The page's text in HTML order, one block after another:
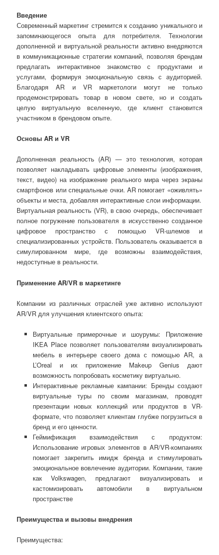
Введение
Современный маркетинг стремится к созданию уникального и
запоминающегося опыта для потребителя. Технологии
дополненной и виртуальной реальности активно внедряются
в коммуникационные стратегии компаний, позволяя брендам
предлагать интерактивное знакомство с продуктами и
услугами, формируя эмоциональную связь с аудиторией.
Благодаря AR и VR маркетологи могут не только
продемонстрировать товар в новом свете, но и создать
целую виртуальную вселенную, где клиент становится
участником в брендовом опыте.
Основы AR и VR
Дополненная реальность (AR) — это технология, которая
позволяет накладывать цифровые элементы (изображения,
текст, видео) на изображение реального мира через экраны
смартфонов или специальные очки. AR помогает «оживлять»
объекты и места, добавляя интерактивные слои информации.
Виртуальная реальность (VR), в свою очередь, обеспечивает
полное погружение пользователя в искусственно созданное
цифровое пространство с помощью VR-шлемов и
специализированных устройств. Пользователь оказывается в
симулированном мире, где возможны взаимодействия,
недоступные в реальности.
Применение AR/VR в маркетинге
Компании из различных отраслей уже активно используют
AR/VR для улучшения клиентского опыта:
Виртуальные примерочные и шоурумы: Приложение
IKEA Place позволяет пользователям визуализировать
мебель в интерьере своего дома с помощью AR, а
L’Oreal и их приложение Makeup Genius дают
возможность попробовать косметику виртуально.
Интерактивные рекламные кампании: Бренды создают
виртуальные туры по своим магазинам, проводят
презентации новых коллекций или продуктов в VR-
формате, что позволяет клиентам глубже погрузиться в
бренд и его ценности.
Геймификация взаимодействия с продуктом:
Использование игровых элементов в AR/VR-компаниях
помогает закрепить имидж бренда и стимулировать
эмоциональное вовлечение аудитории. Компании, такие
как Volkswagen, предлагают визуализировать и
кастомизировать автомобили в виртуальном
пространстве
Преимущества и вызовы внедрения
Преимущества: